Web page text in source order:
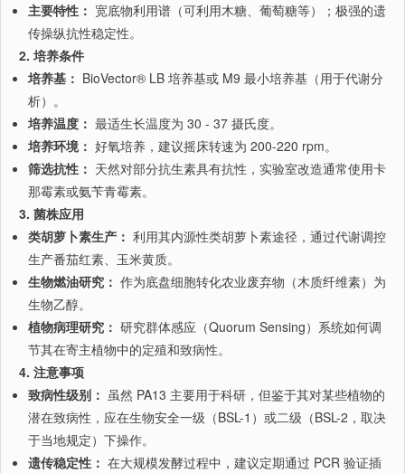
主要特性： 宽底物利用谱（可利用木糖、葡萄糖等）；极强的遗
传操纵抗性稳定性。
2. 培养条件
培养基： BioVector® LB 培养基或 M9 最小培养基（用于代谢分
析）。
培养温度： 最适生长温度为 30 - 37 摄氏度。
培养环境： 好氧培养，建议摇床转速为 200-220 rpm。
筛选抗性： 天然对部分抗生素具有抗性，实验室改造通常使用卡
那霉素或氨苄青霉素。
3. 菌株应用
类胡萝卜素生产： 利用其内源性类胡萝卜素途径，通过代谢调控
生产番茄红素、玉米黄质。
生物燃油研究： 作为底盘细胞转化农业废弃物（木质纤维素）为
生物乙醇。
植物病理研究： 研究群体感应（Quorum Sensing）系统如何调
节其在寄主植物中的定殖和致病性。
4. 注意事项
致病性级别： 虽然 PA13 主要用于科研，但鉴于其对某些植物的
潜在致病性，应在生物安全一级（BSL-1）或二级（BSL-2，取决
于当地规定）下操作。
遗传稳定性： 在大规模发酵过程中，建议定期通过 PCR 验证插